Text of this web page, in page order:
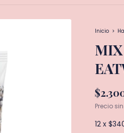
Inicio >
Precio
12 x